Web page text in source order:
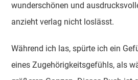
wunderschönen und
anzieht verlag nicht loslässt.
Während ich las, spürte ich ein
eines Zugehörigkeitsgefühls, als